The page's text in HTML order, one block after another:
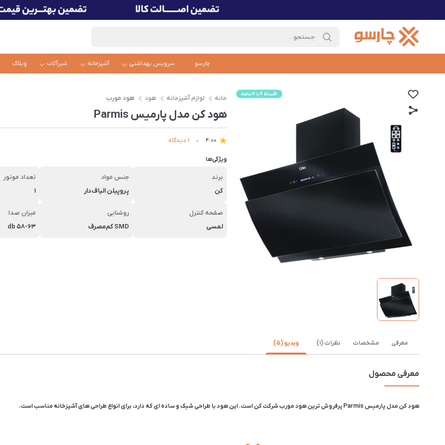
چارسو سرویس بهداشتی آشپزخانه شیرآلات وبلاگ
خانه لوازم آشپزخانه هود هود مورب
هود کن مدل پارمیس Parmis
4.00 1 دیدگاه
ویژگی‌ها
برند
کن
جنس مواد
پروپیلن الیاف‌دار
تعداد موتور
1
صفحه کنترل
لمسی
روشنایی
SMD کم‌مصرف
میزان صدا
58-63 db
معرفی مشخصات نظرات (1) ویدیو (5)
معرفی محصول
هود کن مدل پارمیس Parmis پرفروش ترین هود مورب شرکت کن است. این هود با طراحی شیک و ساده ای که دارد، برای انواع طراحی های آشپزخانه مناسب است.